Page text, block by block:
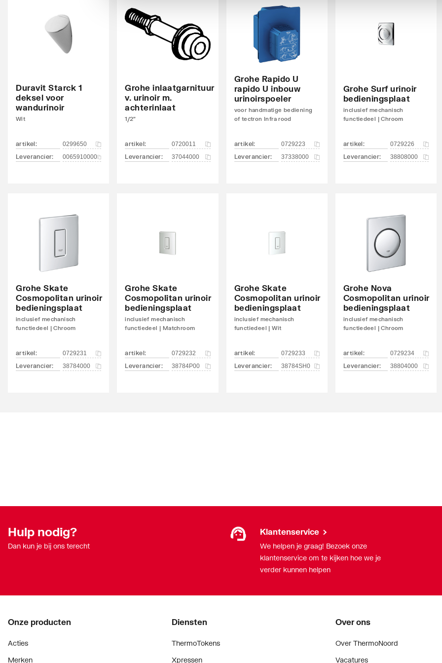
Geïntegreerde sifon
520
320
Diepte 285
Duravit Starck 1
deksel voor
wandurinoir
Wit
artikel: 0299650
Leverancier: 0065910000
Grohe inlaatgarnituur
v. urinoir m.
achterinlaat
1/2"
artikel: 0720011
Leverancier: 37044000
Grohe Rapido U
rapido U inbouw
urinoirspoeler
voor handmatige bediening
of tectron Infra rood
artikel: 0729223
Leverancier: 37338000
Grohe Surf urinoir
bedieningsplaat
inclusief mechanisch
functiedeel | Chroom
artikel: 0729226
Leverancier: 38808000
Grohe Skate
Cosmopolitan urinoir
bedieningsplaat
inclusief mechanisch
functiedeel | Chroom
artikel: 0729231
Leverancier: 38784000
Grohe Skate
Cosmopolitan urinoir
bedieningsplaat
inclusief mechanisch
functiedeel | Matchroom
artikel: 0729232
Leverancier: 38784P00
Grohe Skate
Cosmopolitan urinoir
bedieningsplaat
inclusief mechanisch
functiedeel | Wit
artikel: 0729233
Leverancier: 38784SH0
Grohe Nova
Cosmopolitan urinoir
bedieningsplaat
inclusief mechanisch
functiedeel | Chroom
artikel: 0729234
Leverancier: 38804000
Hulp nodig?
Dan kun je bij ons terecht
Klantenservice
We helpen je graag! Bezoek onze
klantenservice om te kijken hoe we je
verder kunnen helpen
Onze producten
Acties
Merken
Diensten
ThermoTokens
Xpressen
Over ons
Over ThermoNoord
Vacatures